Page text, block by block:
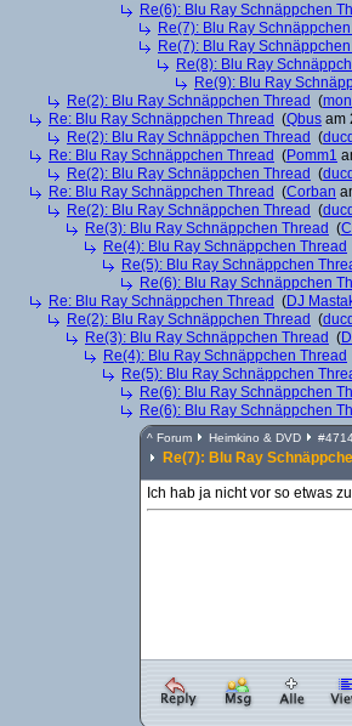
Re(6): Blu Ray Schnäppchen
Re(7): Blu Ray
Re(7): Blu Ray
Re(8): Blu Ray
Re(9): Blu Ray
Re(2): Blu Ray Schnäppchen Thread (
Re: Blu Ray Schnäppchen Thread (Qbus am
Re(2): Blu Ray Schnäppchen Thread (
Re: Blu Ray Schnäppchen Thread (Pomm1
Re(2): Blu Ray Schnäppchen Thread (
Re: Blu Ray Schnäppchen Thread (Corban
Re(2): Blu Ray Schnäppchen Thread (
Re(3): Blu Ray Schnäppchen Thread (
Re(4): Blu Ray Schnäppchen Thread
Re(5): Blu Ray Schnäppchen
Re(6): Blu Ray Schnäppchen
Re: Blu Ray Schnäppchen Thread (DJ
Re(2): Blu Ray Schnäppchen Thread (
Re(3): Blu Ray Schnäppchen Thread (
Re(4): Blu Ray Schnäppchen Thread
Re(5): Blu Ray Schnäppchen
Re(6): Blu Ray Schnäppchen
Re(6): Blu Ray Schnäppchen
^ Forum Heimkino & DVD #
Re(7): Blu Ray
Ich hab ja nicht vor so etwas